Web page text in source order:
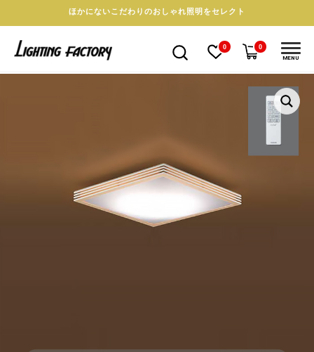
ほかにないこだわりのおしゃれ照明をセレクト
0 0
MENU